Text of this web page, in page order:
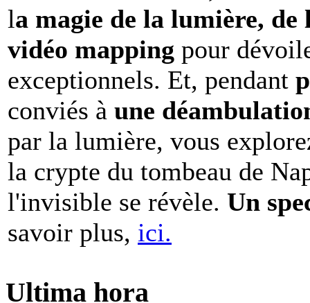
la magie de la lumière,
vidéo mapping pour
exceptionnels. Et, pendant
conviés à une
par la lumière, vous
la crypte du tombeau de
l'invisible se révèle. Un
savoir plus, ici.
Ultima hora